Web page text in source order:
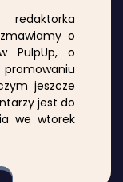
redaktorka
o
PulpUp, o
jeszcze
jest do
we wtorek